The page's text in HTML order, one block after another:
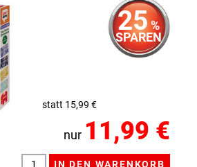
25 %
SPAREN
statt 15,99 €
nur 11,99 €